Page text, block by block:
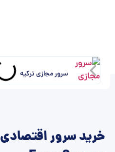
سرور مجازی ترکیه
خرید سرور اقتصادی